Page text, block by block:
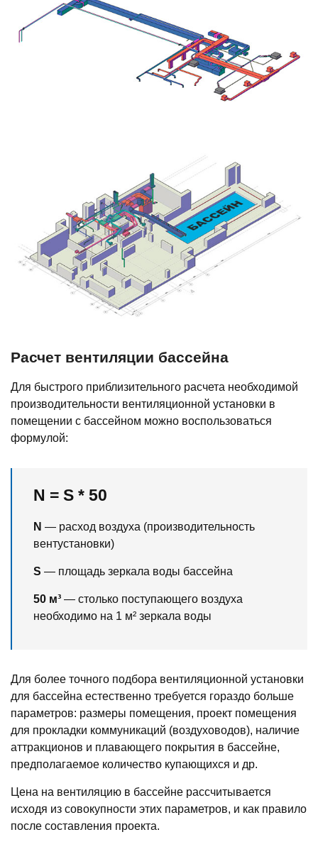
Расчет вентиляции бассейна
Для быстрого приблизительного расчета необходимой
производительности вентиляционной установки в
помещении с бассейном можно воспользоваться
формулой:
N = S * 50
N — расход воздуха (производительность
вентустановки)
S — площадь зеркала воды бассейна
50 м³ — столько поступающего воздуха
необходимо на 1 м² зеркала воды
Для более точного подбора вентиляционной установки
для бассейна естественно требуется гораздо больше
параметров: размеры помещения, проект помещения
для прокладки коммуникаций (воздуховодов), наличие
аттракционов и плавающего покрытия в бассейне,
предполагаемое количество купающихся и др.
Цена на вентиляцию в бассейне рассчитывается
исходя из совокупности этих параметров, и как правило
после составления проекта.